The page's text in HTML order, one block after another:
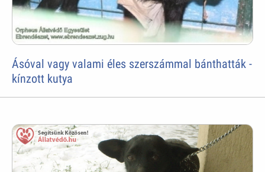
Ásóval vagy valami éles szerszámmal bánthatták -
kínzott kutya